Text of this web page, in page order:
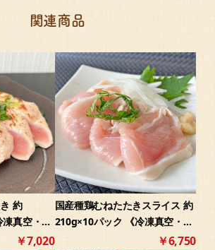
関連商品
約
真空・生
￥7,020
国産種鶏むねたたきスライス 約
210g×10パック 《冷凍真空・生
食用》
￥6,750